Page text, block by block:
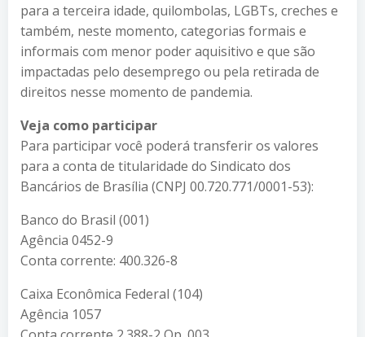
para a terceira idade, quilombolas, LGBTs, creches e
também, neste momento, categorias formais e
informais com menor poder aquisitivo e que são
impactadas pelo desemprego ou pela retirada de
direitos nesse momento de pandemia.
Veja como participar
Para participar você poderá transferir os valores
para a conta de titularidade do Sindicato dos
Bancários de Brasília (CNPJ 00.720.771/0001-53):
Banco do Brasil (001)
Agência 0452-9
Conta corrente: 400.326-8
Caixa Econômica Federal (104)
Agência 1057